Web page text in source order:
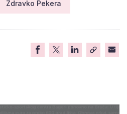
Zdravko Pekera